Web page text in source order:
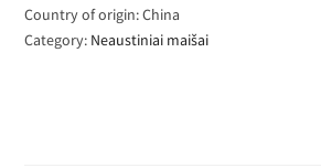
Country of origin: China
Category: Neaustiniai maišai